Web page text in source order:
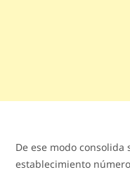
De ese modo
establecimiento